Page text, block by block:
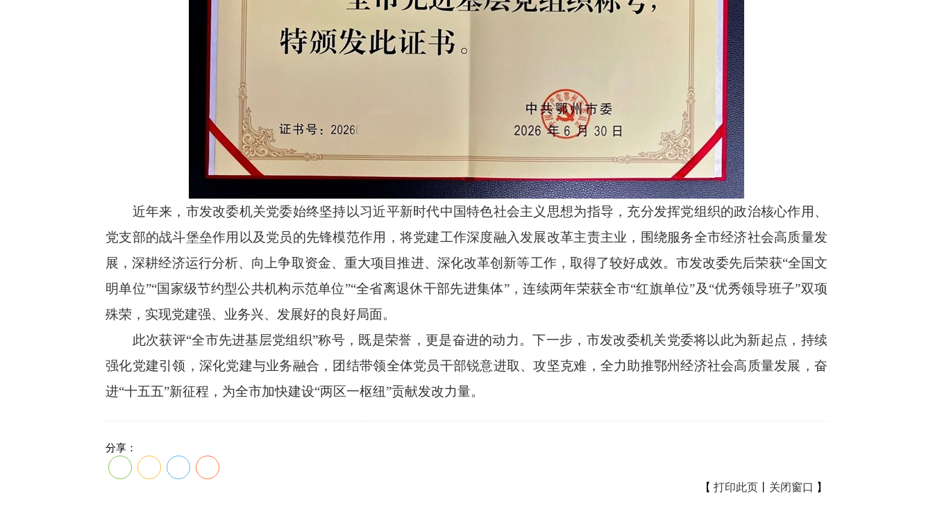
近年来，市发改委机关党委始终坚持以习近平新时代中国特色社会主义思想为指导，充分发挥党组织的政治核心作用、
党支部的战斗堡垒作用以及党员的先锋模范作用，将党建工作深度融入发展改革主责主业，围绕服务全市经济社会高质量发
展，深耕经济运行分析、向上争取资金、重大项目推进、深化改革创新等工作，取得了较好成效。市发改委先后荣获“全国文
明单位”“国家级节约型公共机构示范单位”“全省离退休干部先进集体”，连续两年荣获全市“红旗单位”及“优秀领导班子”双项
殊荣，实现党建强、业务兴、发展好的良好局面。
此次获评“全市先进基层党组织”称号，既是荣誉，更是奋进的动力。下一步，市发改委机关党委将以此为新起点，持续
强化党建引领，深化党建与业务融合，团结带领全体党员干部锐意进取、攻坚克难，全力助推鄂州经济社会高质量发展，奋
进“十五五”新征程，为全市加快建设“两区一枢纽”贡献发改力量。
分享：
【 打印此页 关闭窗口 】